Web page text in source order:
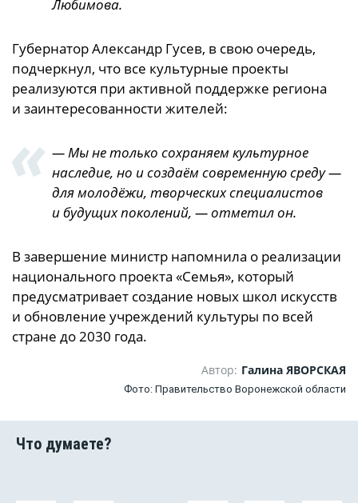
Любимова.
Губернатор Александр Гусев, в свою очередь,
подчеркнул, что все культурные проекты
реализуются при активной поддержке региона
и заинтересованности жителей:
— Мы не только сохраняем культурное
наследие, но и создаём современную среду —
для молодёжи, творческих специалистов
и будущих поколений, — отметил он.
В завершение министр напомнила о реализации
национального проекта «Семья», который
предусматривает создание новых школ искусств
и обновление учреждений культуры по всей
стране до 2030 года.
Автор: Галина ЯВОРСКАЯ
Фото: Правительство Воронежской области